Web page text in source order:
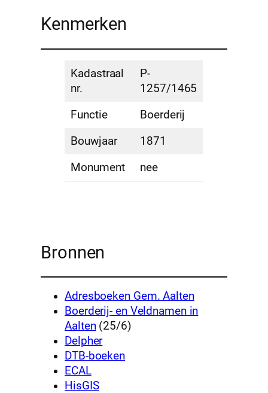
Kenmerken
Kadastraal
nr.
P-
1257/1465
Functie
Boerderij
Bouwjaar
1871
Monument
nee
Bronnen
Adresboeken Gem. Aalten
Boerderij- en Veldnamen in
Aalten(25/6)
Delpher
DTB-boeken
ECAL
HisGIS